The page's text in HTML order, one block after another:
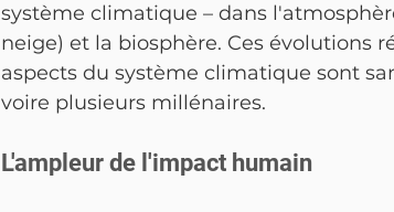
système climatique – dans
neige) et la biosphère. Ces évolutions
aspects du système climatique sont
voire plusieurs millénaires.
L'ampleur de l'impact humain